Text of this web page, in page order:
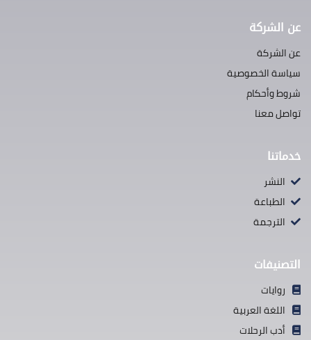
عن الشركة
عن الشركة
سياسة الخصوصية
شروط وأحكام
تواصل معنا
خدماتنا
النشر
الطباعة
الترجمة
التصنيفات
روايات
اللغة العربية
أدب الرحلات